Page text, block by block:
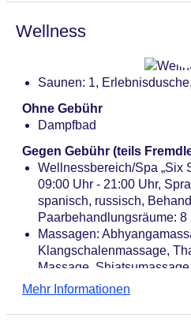
Wellness
Saunen: 1,
Ohne Gebühr
Dampfbad
Gegen Gebühr (teils
Wellnessbereich/Spa „Six
09:00 Uhr - 21:00 Uhr,
spanisch, russisch,
Paarbehandlungsräume: 8
Massagen:
Klangschalenmassage,
Massage,
Aromaölmassage,
Beauty-/Kosmetikcenter,
Mehr Informationen